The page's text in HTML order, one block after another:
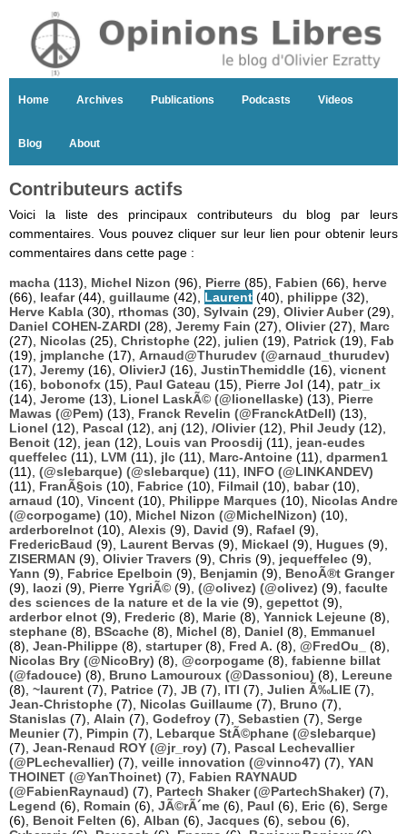
Home Archives Publications Podcasts Videos
Blog About
Contributeurs actifs
Voici la liste des principaux contributeurs du blog par leurs
commentaires. Vous pouvez cliquer sur leur lien pour obtenir leurs
commentaires dans cette page :
macha (113), Michel Nizon (96), Pierre (85), Fabien (66), herve
(66), leafar(44), guillaume (42), Laurent (40), philippe (32),
Herve Kabla (30), rthomas (30), Sylvain (29), Olivier Auber(29),
Daniel COHEN-ZARDI (28), Jeremy Fain (27), Olivier(27), Marc
(27), Nicolas (25), Christophe (22), julien (19), Patrick (19), Fab
(19), jmplanche (17), Arnaud@Thurudev (@arnaud_thurudev)
(17), Jeremy (16), OlivierJ (16), JustinThemiddle (16), vicnent
(16), bobonofx (15), Paul Gateau (15), Pierre Jol (14), patr_ix
(14), Jerome (13), Lionel LaskÃ© (@lionellaske) (13), Pierre
Mawas (@Pem) (13), Franck Revelin (@FranckAtDell) (13),
Lionel (12), Pascal (12), anj (12), /Olivier(12), Phil Jeudy (12),
Benoit (12), jean (12), Louis van Proosdij (11), jean-eudes
queffelec (11), LVM (11), jlc (11), Marc-Antoine (11), dparmen1
(11), (@slebarque) (@slebarque) (11), INFO (@LINKANDEV)
(11), FranÃ§ois (10), Fabrice (10), Filmail (10), babar(10),
arnaud (10), Vincent (10), Philippe Marques (10), Nicolas Andre
(@corpogame) (10), Michel Nizon (@MichelNizon) (10),
arderborelnot (10), Alexis (9), David (9), Rafael (9),
FredericBaud (9), Laurent Bervas (9), Mickael (9), Hugues (9),
ZISERMAN (9), Olivier Travers (9), Chris (9), jequeffelec (9),
Yann (9), Fabrice Epelboin (9), Benjamin (9), BenoÃ®t Granger
(9), laozi (9), Pierre YgriÃ© (9), (@olivez) (@olivez) (9), faculte
des sciences de la nature et de la vie (9), gepettot (9),
arderbor elnot (9), Frederic (8), Marie (8), Yannick Lejeune (8),
stephane (8), BScache (8), Michel (8), Daniel (8), Emmanuel
(8), Jean-Philippe (8), startuper(8), Fred A. (8), @FredOu_
(8),
Nicolas Bry (@NicoBry) (8), @corpogame (8), fabienne billat
(@fadouce) (8), Bruno Lamouroux (@Dassoniou) (8), Lereune
(8), ~laurent (7), Patrice (7), JB (7), ITI (7), Julien Ã‰LIE (7),
Jean-Christophe (7), Nicolas Guillaume (7), Bruno (7),
Stanislas (7), Alain (7), Godefroy (7), Sebastien (7), Serge
Meunier(7), Pimpin (7), Lebarque StÃ©phane (@slebarque)
(7), Jean-Renaud ROY (@jr_roy) (7), Pascal Lechevallier
(@PLechevallier) (7), veille innovation (@vinno47) (7), YAN
THOINET (@YanThoinet) (7), Fabien RAYNAUD
(@FabienRaynaud) (7), Partech Shaker (@PartechShaker) (7),
Legend (6), Romain (6), JÃ©rÃ´me (6), Paul (6), Eric (6), Serge
(6), Benoit Felten (6), Alban (6), Jacques (6), sebou (6),